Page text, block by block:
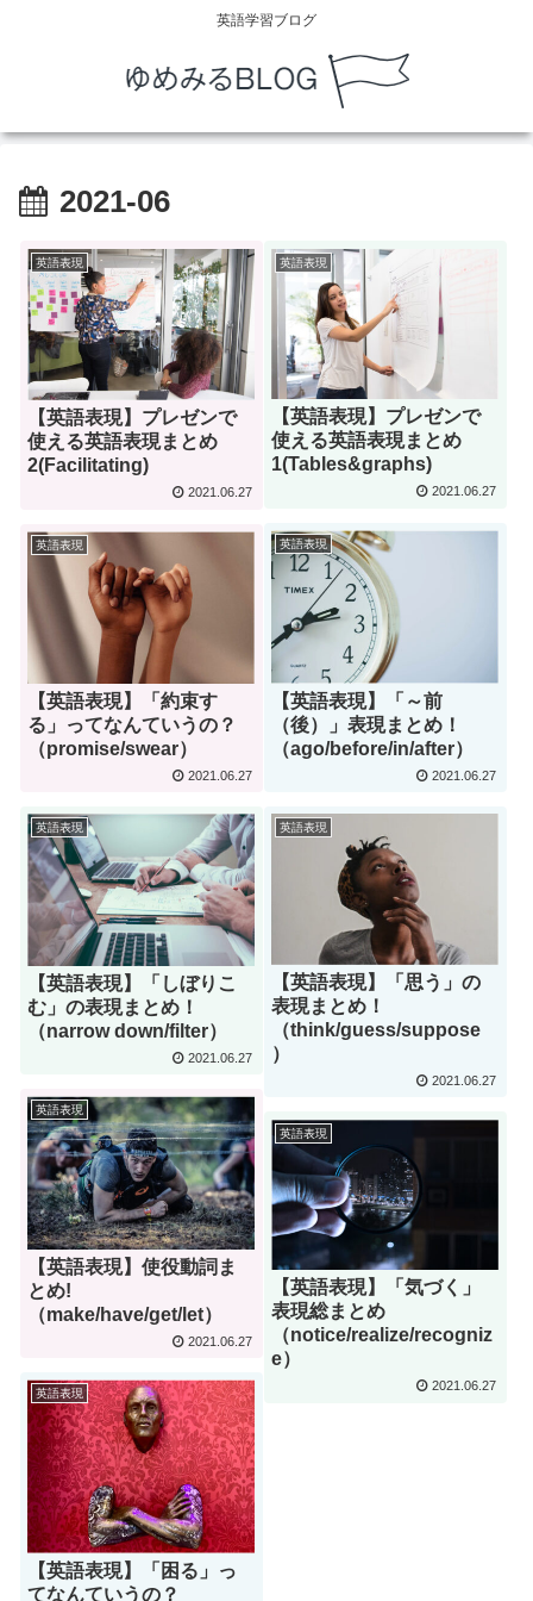
英語学習ブログ
2021-06
英語表現
【英語表現】プレゼンで
使える英語表現まとめ
2(Facilitating)
2021.06.27
英語表現
【英語表現】プレゼンで
使える英語表現まとめ
1(Tables&graphs)
2021.06.27
英語表現
【英語表現】「～前
（後）」表現まとめ！
（ago/before/in/after）
2021.06.27
英語表現
【英語表現】「約束す
る」ってなんていうの？
（promise/swear）
2021.06.27
英語表現
【英語表現】「しぼりこ
む」の表現まとめ！
（narrow down/filter）
2021.06.27
英語表現
【英語表現】「思う」の
表現まとめ！
（think/guess/suppose
）
2021.06.27
英語表現
【英語表現】使役動詞ま
とめ!
（make/have/get/let）
2021.06.27
英語表現
【英語表現】「気づく」
表現総まとめ
（notice/realize/recogniz
e）
2021.06.27
英語表現
【英語表現】「困る」っ
てなんていうの？